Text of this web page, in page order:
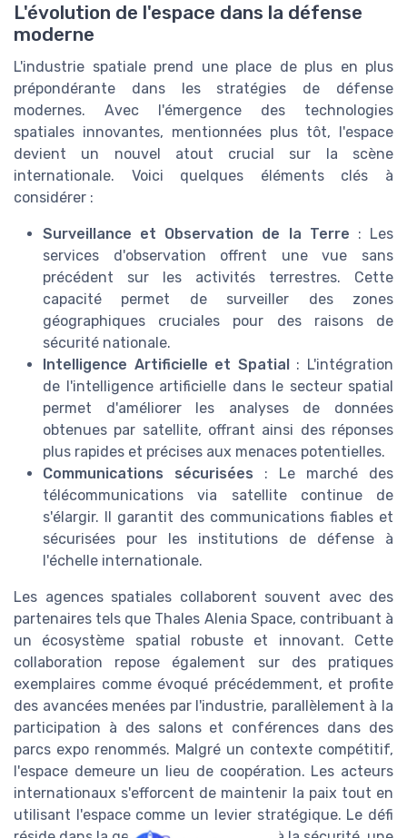
L'évolution de l'espace dans la défense
moderne
L'industrie spatiale prend une place de plus en plus
prépondérante dans les stratégies de défense
modernes. Avec l'émergence des technologies
spatiales innovantes, mentionnées plus tôt, l'espace
devient un nouvel atout crucial sur la scène
internationale. Voici quelques éléments clés à
considérer :
Surveillance et Observation de la Terre : Les
services d'observation offrent une vue sans
précédent sur les activités terrestres. Cette
capacité permet de surveiller des zones
géographiques cruciales pour des raisons de
sécurité nationale.
Intelligence Artificielle et Spatial: L'intégration
de l'intelligence artificielle dans le secteur spatial
permet d'améliorer les analyses de données
obtenues par satellite, offrant ainsi des réponses
plus rapides et précises aux menaces potentielles.
Communications sécurisées : Le marché des
télécommunications via satellite continue de
s'élargir. Il garantit des communications fiables et
sécurisées pour les institutions de défense à
l'échelle internationale.
Les agences spatiales collaborent souvent avec des
partenaires tels que Thales Alenia Space, contribuant à
un écosystème spatial robuste et innovant. Cette
collaboration repose également sur des pratiques
exemplaires comme évoqué précédemment, et profite
des avancées menées par l'industrie, parallèlement à la
participation à des salons et conférences dans des
parcs expo renommés. Malgré un contexte compétitif,
l'espace demeure un lieu de coopération. Les acteurs
internationaux s'efforcent de maintenir la paix tout en
utilisant l'espace comme un levier stratégique. Le défi